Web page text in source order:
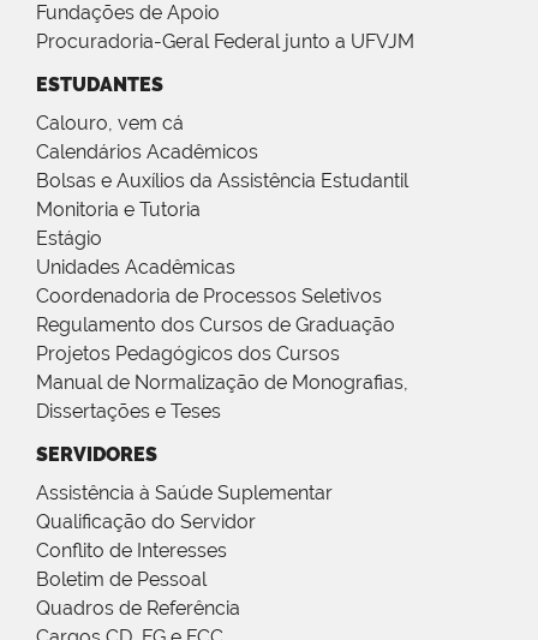
Fundações de Apoio
Procuradoria-Geral Federal junto a UFVJM
ESTUDANTES
Calouro, vem cá
Calendários Acadêmicos
Bolsas e Auxílios da Assistência Estudantil
Monitoria e Tutoria
Estágio
Unidades Acadêmicas
Coordenadoria de Processos Seletivos
Regulamento dos Cursos de Graduação
Projetos Pedagógicos dos Cursos
Manual de Normalização de Monografias,
Dissertações e Teses
SERVIDORES
Assistência à Saúde Suplementar
Qualificação do Servidor
Conflito de Interesses
Boletim de Pessoal
Quadros de Referência